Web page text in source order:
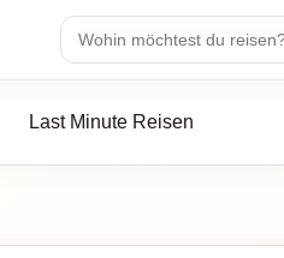
Last Minute Reisen